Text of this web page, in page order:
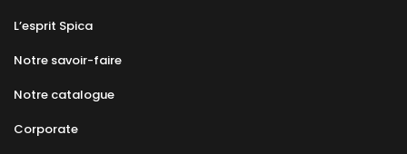
L’esprit Spica
Notre savoir-faire
Notre catalogue
Corporate